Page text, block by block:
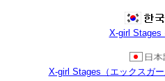
X-girl Stages
X-girl Stages（エックスガー